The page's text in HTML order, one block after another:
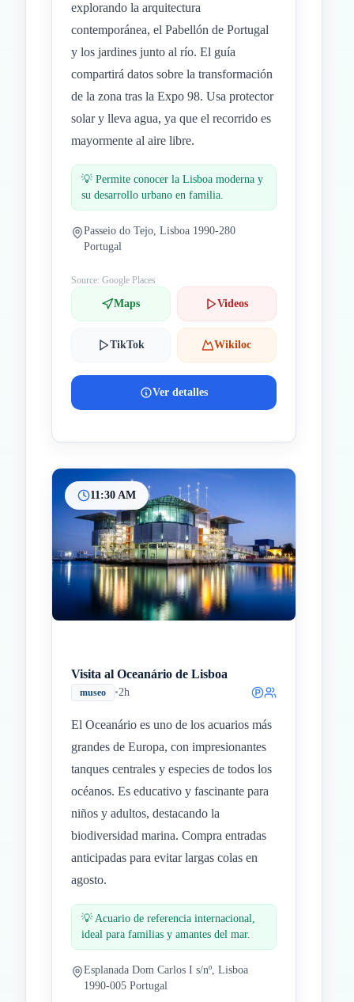
explorando la arquitectura
contemporánea, el Pabellón de Portugal
y los jardines junto al río. El guía
compartirá datos sobre la transformación
de la zona tras la Expo 98. Usa protector
solar y lleva agua, ya que el recorrido es
mayormente al aire libre.
💡 Permite conocer la Lisboa moderna y
su desarrollo urbano en familia.
Passeio do Tejo, Lisboa 1990-280
Portugal
Source: Google Places
Maps Videos
TikTok Wikiloc
Ver detalles
11:30 AM
Visita al Oceanário de Lisboa
museo •2h
El Oceanário es uno de los acuarios más
grandes de Europa, con impresionantes
tanques centrales y especies de todos los
océanos. Es educativo y fascinante para
niños y adultos, destacando la
biodiversidad marina. Compra entradas
anticipadas para evitar largas colas en
agosto.
💡 Acuario de referencia internacional,
ideal para familias y amantes del mar.
Esplanada Dom Carlos I s/nº, Lisboa
1990-005 Portugal